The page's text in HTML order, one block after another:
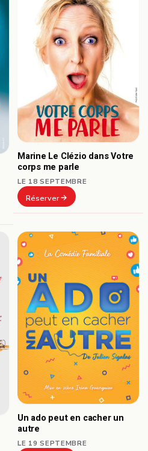
Marine Le Clézio dans Votre
corps me parle
LE 18 SEPTEMBRE
Réserver
Un ado peut en cacher un
autre
LE 19 SEPTEMBRE